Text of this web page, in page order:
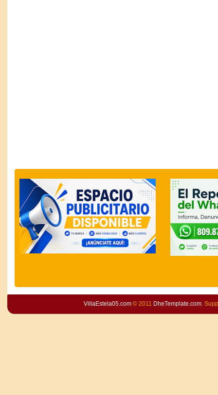
VillaEstela05.com© 2011 DheTemplate.com.